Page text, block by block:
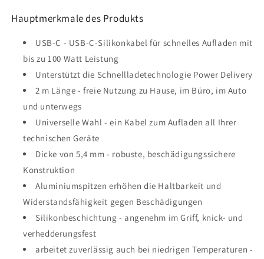
Hauptmerkmale des Produkts
USB-C - USB-C-Silikonkabel für schnelles Aufladen mit
bis zu 100 Watt Leistung
Unterstützt die Schnellladetechnologie Power Delivery
2 m Länge - freie Nutzung zu Hause, im Büro, im Auto
und unterwegs
Universelle Wahl - ein Kabel zum Aufladen all Ihrer
technischen Geräte
Dicke von 5,4 mm - robuste, beschädigungssichere
Konstruktion
Aluminiumspitzen erhöhen die Haltbarkeit und
Widerstandsfähigkeit gegen Beschädigungen
Silikonbeschichtung - angenehm im Griff, knick- und
verhedderungsfest
arbeitet zuverlässig auch bei niedrigen Temperaturen -